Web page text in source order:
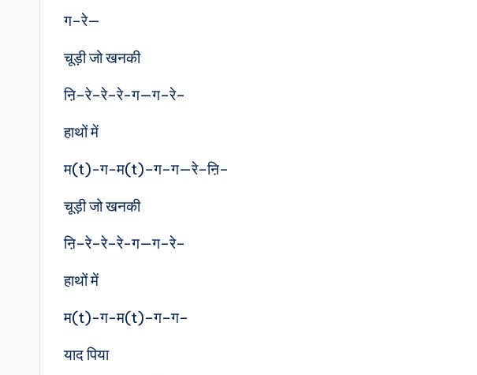
ग–रे—
चूड़ी जो खनकी
ऩि–रे–रे–रे-ग—ग–रे–
हाथों में
म(t)-ग-म(t)–ग–ग—रे–ऩि–
चूड़ी जो खनकी
ऩि–रे–रे–रे-ग—ग–रे–
हाथों में
म(t)-ग-म(t)–ग–ग–
याद पिया